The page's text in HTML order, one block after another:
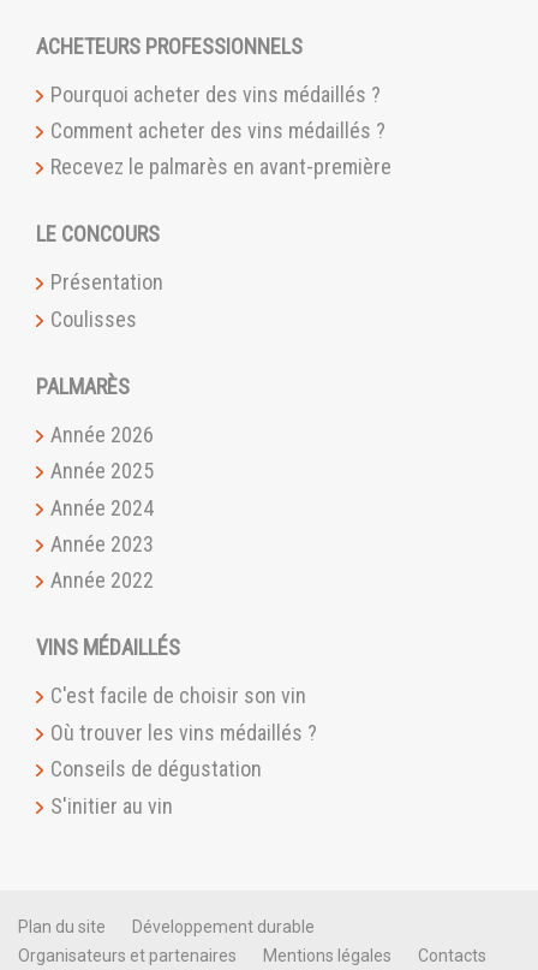
ACHETEURS PROFESSIONNELS
Pourquoi acheter des vins médaillés ?
Comment acheter des vins médaillés ?
Recevez le palmarès en avant-première
LE CONCOURS
Présentation
Coulisses
PALMARÈS
Année 2026
Année 2025
Année 2024
Année 2023
Année 2022
VINS MÉDAILLÉS
C'est facile de choisir son vin
Où trouver les vins médaillés ?
Conseils de dégustation
S'initier au vin
Plan du site
Développement durable
Organisateurs et partenaires
Mentions légales Contacts